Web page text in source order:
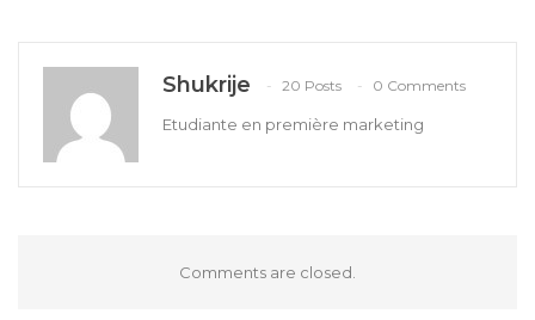
Shukrije 20 Posts 0 Comments
Etudiante en première marketing
Comments are closed.